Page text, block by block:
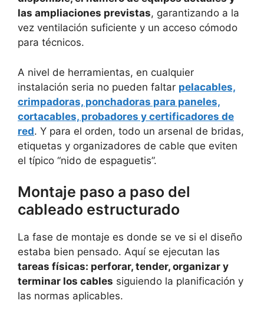
las ampliaciones previstas, garantizando a la
vez ventilación suficiente y un acceso cómodo
para técnicos.
A nivel de herramientas, en cualquier
instalación seria no pueden faltar pelacables,
crimpadoras, ponchadoras para paneles,
cortacables, probadores y certificadores de
red. Y para el orden, todo un arsenal de bridas,
etiquetas y organizadores de cable que eviten
el típico “nido de espaguetis”.
Montaje paso a paso del
cableado estructurado
La fase de montaje es donde se ve si el diseño
estaba bien pensado. Aquí se ejecutan las
tareas físicas: perforar, tender, organizar y
terminar los cables siguiendo la planificación y
las normas aplicables.